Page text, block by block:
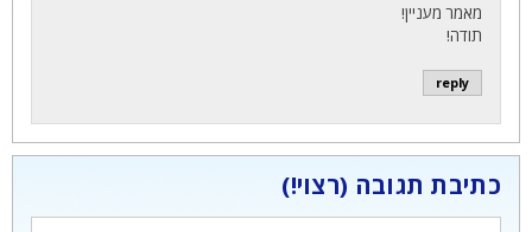
מאמר מעניין!
תודה!
reply
כתיבת תגובה